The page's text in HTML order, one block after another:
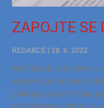
ZAPOJTE SE
REDAKCE
28. 6. 2022
Milí čtenáři, obracíme se
Moravová v současné
pedagogika na
své disertace připravila